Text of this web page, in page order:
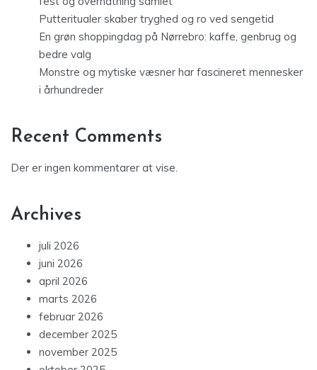
Putteritualer skaber tryghed og ro ved sengetid
En grøn shoppingdag på Nørrebro: kaffe, genbrug og
bedre valg
Monstre og mytiske væsner har fascineret mennesker
i århundreder
Recent Comments
Der er ingen kommentarer at vise.
Archives
juli 2026
juni 2026
april 2026
marts 2026
februar 2026
december 2025
november 2025